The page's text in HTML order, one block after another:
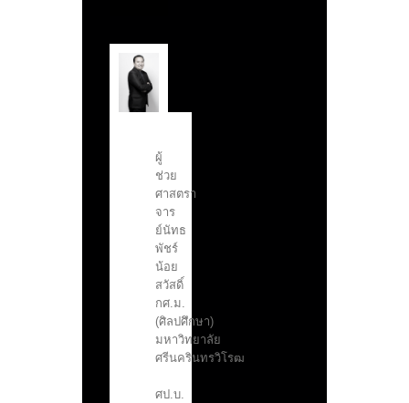
ผู้
ช่วย
ศาสตรา
จาร
ย์นัทธ
พัชร์
น้อย
สวัสดิ์
กศ.ม.
(ศิลปศึกษา)
มหาวิทยาลัย
ศรีนครินทรวิโรฒ
ศป.บ.